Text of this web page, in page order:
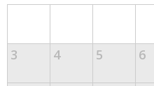
3 4 5 6